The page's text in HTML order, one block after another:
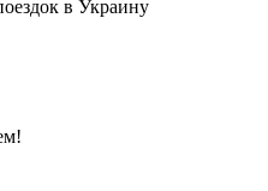
в Украину